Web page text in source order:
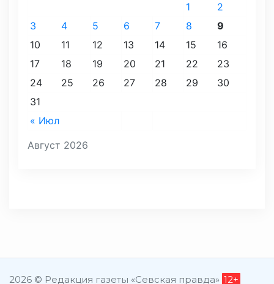
Август 2026
« Июл
1
2
3
4 5 6 7 8
9
10
11 12 13 14 15
16
17
18 19 20 21 22
23
24
25 26 27 28 29
30
31
2026 © Редакция газеты «Севская правда» 12+